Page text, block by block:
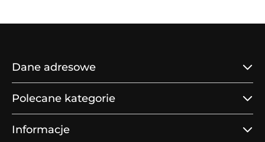
Dane adresowe
Polecane kategorie
Informacje